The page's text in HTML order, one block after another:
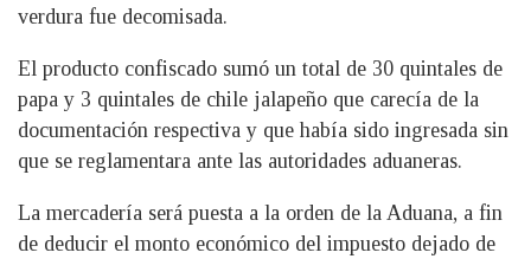
verdura fue decomisada.
El producto confiscado sumó un total de 30 quintales de
papa y 3 quintales de chile jalapeño que carecía de la
documentación respectiva y que había sido ingresada sin
que se reglamentara ante las autoridades aduaneras.
La mercadería será puesta a la orden de la Aduana, a fin
de deducir el monto económico del impuesto dejado de